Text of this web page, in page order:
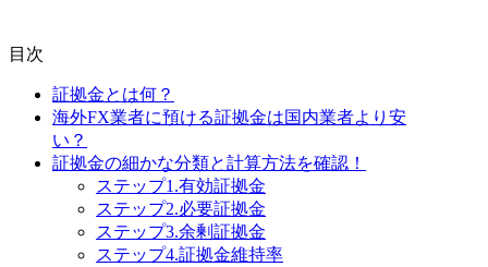
目次
証拠金とは何？
海外FX業者に預ける証拠金は国内業者より安
い？
証拠金の細かな分類と計算方法を確認！
ステップ1.有効証拠金
ステップ2.必要証拠金
ステップ3.余剰証拠金
ステップ4.証拠金維持率